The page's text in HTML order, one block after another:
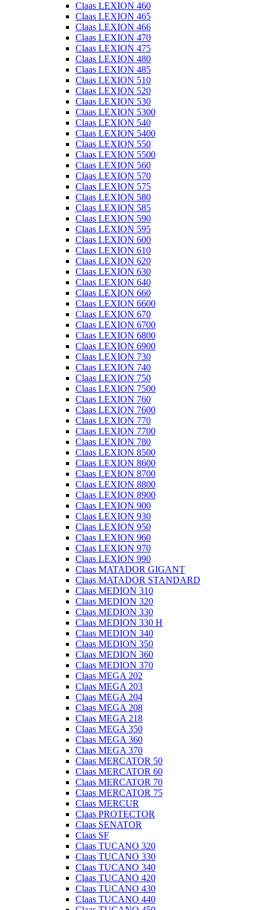
Claas LEXION 460
Claas LEXION 465
Claas LEXION 466
Claas LEXION 470
Claas LEXION 475
Claas LEXION 480
Claas LEXION 485
Claas LEXION 510
Claas LEXION 520
Claas LEXION 530
Claas LEXION 5300
Claas LEXION 540
Claas LEXION 5400
Claas LEXION 550
Claas LEXION 5500
Claas LEXION 560
Claas LEXION 570
Claas LEXION 575
Claas LEXION 580
Claas LEXION 585
Claas LEXION 590
Claas LEXION 595
Claas LEXION 600
Claas LEXION 610
Claas LEXION 620
Claas LEXION 630
Claas LEXION 640
Claas LEXION 660
Claas LEXION 6600
Claas LEXION 670
Claas LEXION 6700
Claas LEXION 6800
Claas LEXION 6900
Claas LEXION 730
Claas LEXION 740
Claas LEXION 750
Claas LEXION 7500
Claas LEXION 760
Claas LEXION 7600
Claas LEXION 770
Claas LEXION 7700
Claas LEXION 780
Claas LEXION 8500
Claas LEXION 8600
Claas LEXION 8700
Claas LEXION 8800
Claas LEXION 8900
Claas LEXION 900
Claas LEXION 930
Claas LEXION 950
Claas LEXION 960
Claas LEXION 970
Claas LEXION 990
Claas MATADOR GIGANT
Claas MATADOR STANDARD
Claas MEDION 310
Claas MEDION 320
Claas MEDION 330
Claas MEDION 330 H
Claas MEDION 340
Claas MEDION 350
Claas MEDION 360
Claas MEDION 370
Claas MEGA 202
Claas MEGA 203
Claas MEGA 204
Claas MEGA 208
Claas MEGA 218
Claas MEGA 350
Claas MEGA 360
Claas MEGA 370
Claas MERCATOR 50
Claas MERCATOR 60
Claas MERCATOR 70
Claas MERCATOR 75
Claas MERCUR
Claas PROTECTOR
Claas SENATOR
Claas SF
Claas TUCANO 320
Claas TUCANO 330
Claas TUCANO 340
Claas TUCANO 420
Claas TUCANO 430
Claas TUCANO 440